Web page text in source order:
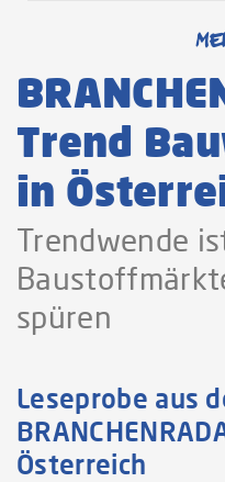
Trend
in
Trendwende
spüren
Leseprobe aus
Österreich